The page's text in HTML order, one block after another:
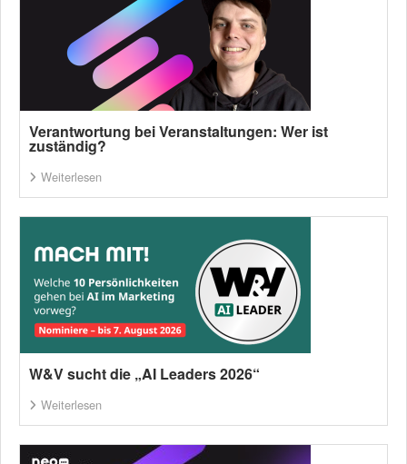
Verantwortung bei Veranstaltungen: Wer ist
zuständig?
Weiterlesen
W&V sucht die „AI Leaders 2026“
Weiterlesen